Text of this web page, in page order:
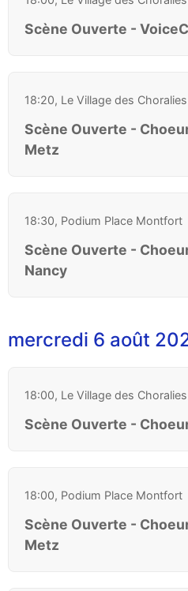
Scène Ouverte -
18:20, Le Village des Choralies
Scène Ouverte -
Metz
18:30, Podium Place Montfort
Scène Ouverte -
Nancy
mercredi 6 août
18:00, Le Village des Choralies
Scène Ouverte -
18:00, Podium Place Montfort
Scène Ouverte -
Metz